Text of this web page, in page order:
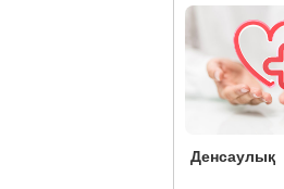
Денсаулық